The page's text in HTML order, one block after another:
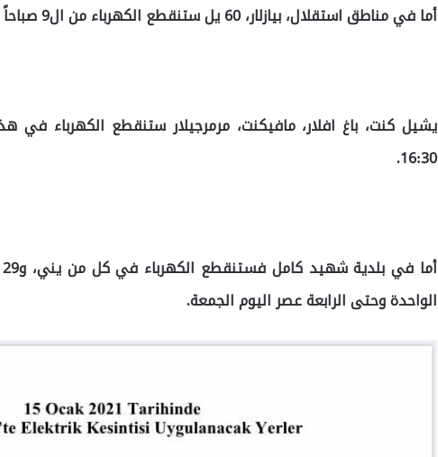
أما في مناطق استقلال، بيازلار، 60 يل ستنقطع الكهرباء من ال9 صباحاً حتى ال3 ظهراً.
16:30.
الواحدة وحتى الرابعة عصر اليوم الجمعة.